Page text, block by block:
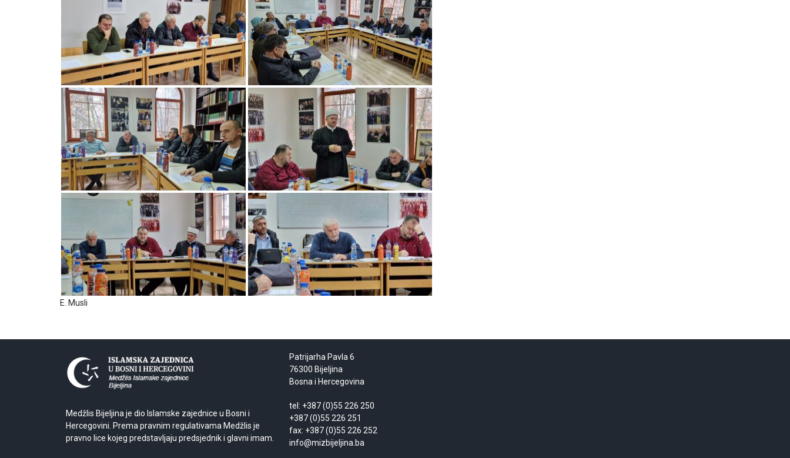
E. Musli
Medžlis Bijeljina je dio Islamske zajednice u Bosni i
Hercegovini. Prema pravnim regulativama Medžlis je
pravno lice kojeg predstavljaju predsjednik i glavni imam.
Patrijarha Pavla 6
76300 Bijeljina
Bosna i Hercegovina
tel: +387 (0)55 226 250
+387 (0)55 226 251
fax: +387 (0)55 226 252
info@mizbijeljina.ba